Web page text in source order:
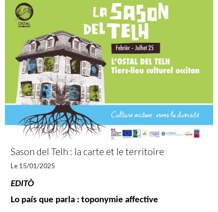
Sason del Telh : la carte et le territoire
Le 15/01/2025
EDITÒ
Lo país que parla : toponymie affective